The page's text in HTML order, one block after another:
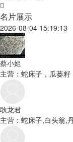
名片展示
2026-08-04 15:19:13
蔡小姐
主营：蛇床子，瓜蒌籽
耿龙君
主营：蛇床子,白头翁,